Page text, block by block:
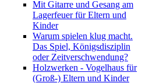
Mit Gitarre und Gesang am
Lagerfeuer für Eltern und
Kinder
Warum spielen klug macht.
Das Spiel, Königsdisziplin
oder Zeitverschwendung?
Holzwerken - Vogelhaus für
(Groß-) Eltern und Kinder